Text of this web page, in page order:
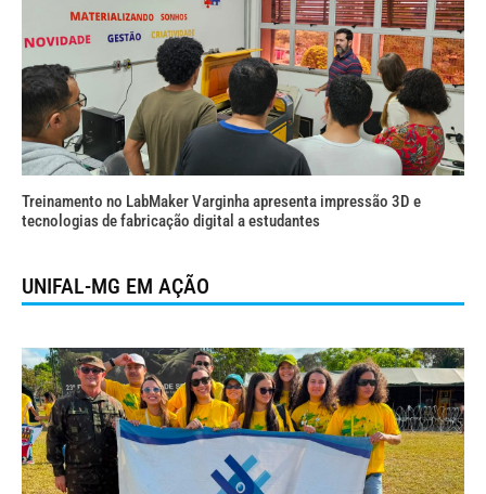
Treinamento no LabMaker Varginha apresenta impressão 3D e
tecnologias de fabricação digital a estudantes
UNIFAL-MG EM AÇÃO